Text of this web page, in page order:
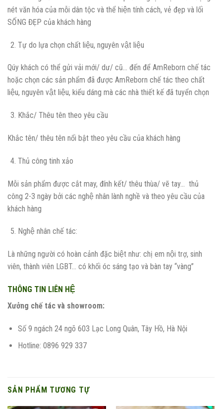
nét văn hóa của mỗi dân tộc và thể hiện tính cách, vẻ đẹp và lối
SỐNG ĐẸP của khách hàng
Tự do lựa chọn chất liệu, nguyên vật liệu
Qúy khách có thể gửi vải mới/ dư/ cũ… đến để AmReborn chế tác
hoặc chọn các sản phẩm đã được AmReborn chế tác theo chất
liệu, nguyên vật liệu, kiểu dáng mà các nhà thiết kế đã tuyển chọn
Khắc/ Thêu tên theo yêu cầu
Khắc tên/ thêu tên nổi bật theo yêu cầu của khách hàng
Thủ công tinh xảo
Mỗi sản phẩm được cắt may, đính kết/ thêu thùa/ vẽ tay… thủ
công 2-3 ngày bởi các nghệ nhân lành nghề và theo yêu cầu của
khách hàng
Nghệ nhân chế tác:
Là những người có hoàn cảnh đặc biệt như: chị em nội trợ, sinh
viên, thành viên LGBT… có khối óc sáng tạo và bàn tay “vàng”
THÔNG TIN LIÊN HỆ
Xưởng chế tác và showroom:
Số 9 ngách 24 ngõ 603 Lạc Long Quân, Tây Hồ, Hà Nội
Hotline: 0896 929 337
SẢN PHẨM TƯƠNG TỰ